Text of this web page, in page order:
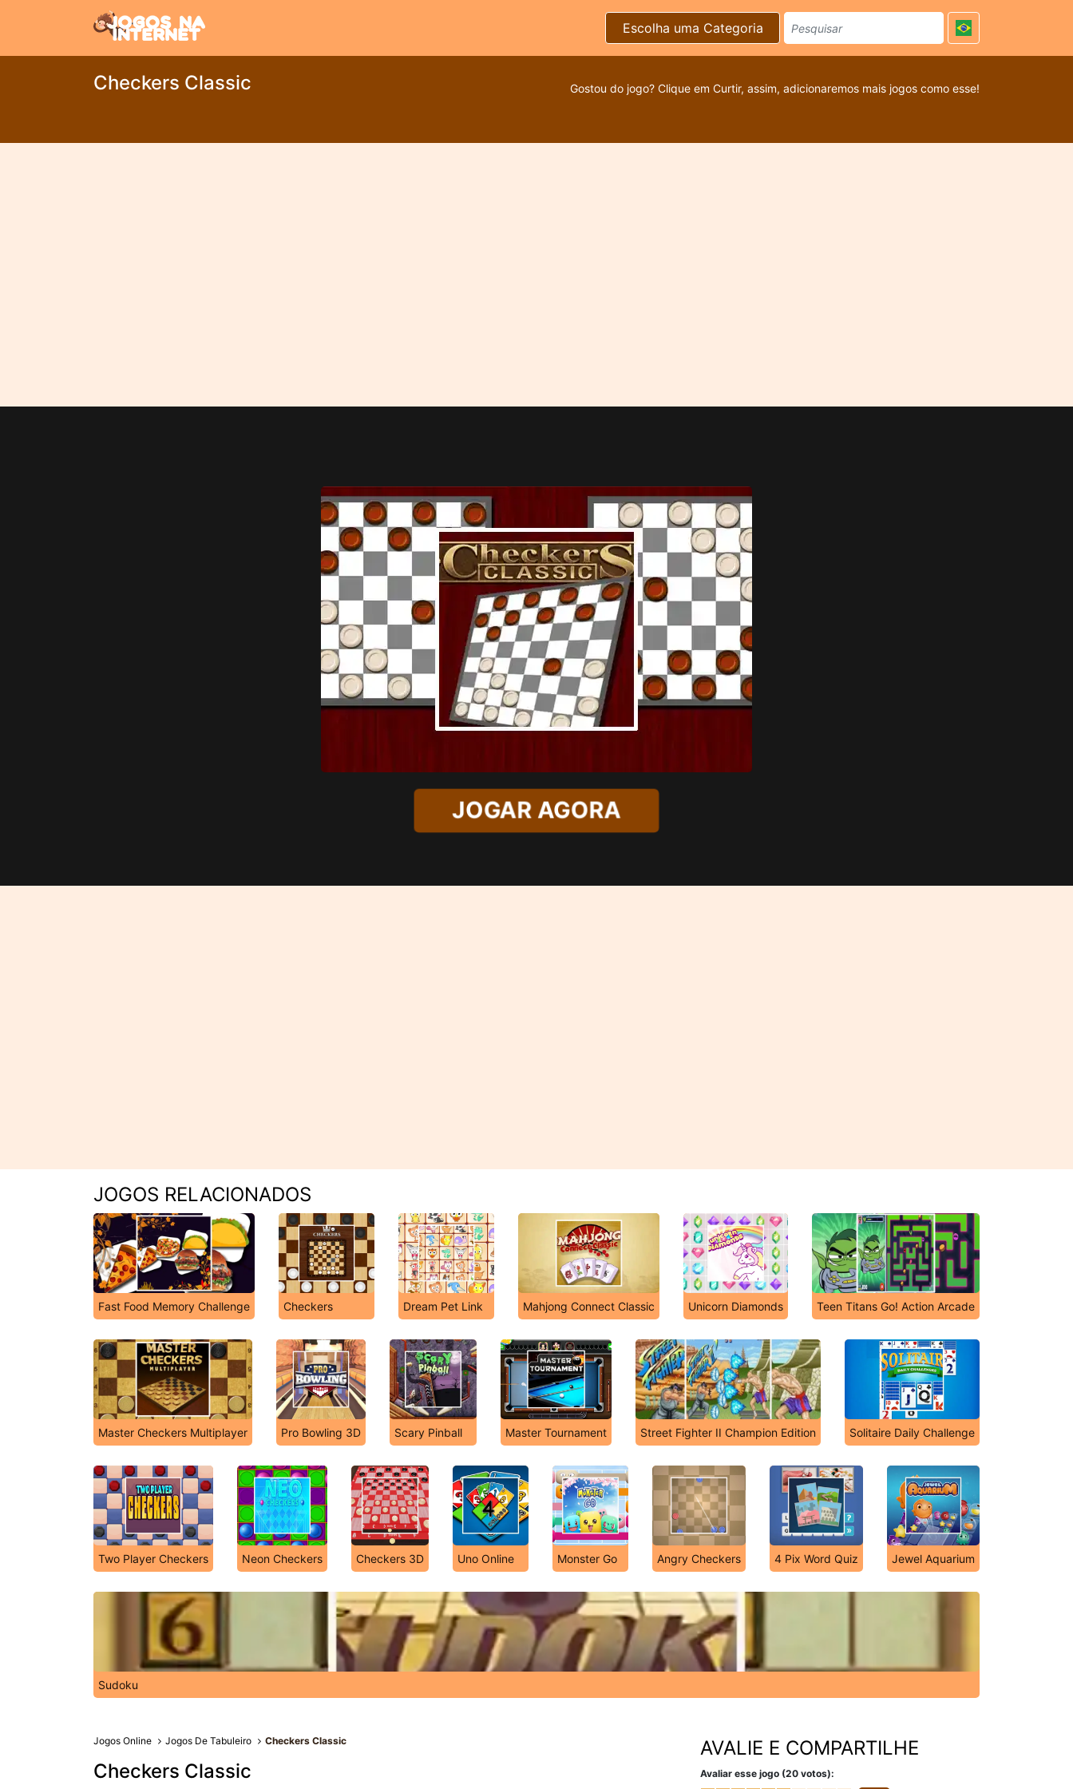
Escolha uma Categoria
Checkers Classic Gostou do jogo? Clique em Curtir, assim, adicionaremos mais jogos como esse!
JOGAR AGORA
JOGOS RELACIONADOS
Fast Food Memory Challenge Checkers Dream Pet Link Mahjong Connect Classic Unicorn Diamonds Teen Titans Go! Action Arcade
Master Checkers Multiplayer Pro Bowling 3D Scary Pinball Master Tournament Street Fighter II Champion Edition Solitaire Daily Challenge
Two Player Checkers Neon Checkers Checkers 3D Uno Online Monster Go Angry Checkers 4 Pix Word Quiz Jewel Aquarium
Sudoku
Jogos Online Jogos De Tabuleiro Checkers Classic
Checkers Classic
AVALIE E COMPARTILHE
Avaliar esse jogo (20 votos):